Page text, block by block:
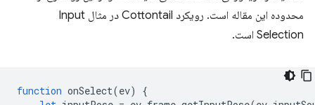
محدوده این مقاله است. رویکرد Cottontail در مثال Input
Selection است.
function onSelect(ev)
{